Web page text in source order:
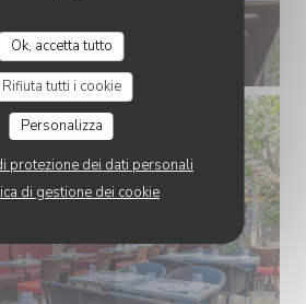
Ok, accetta tutto
Rifiuta tutti i cookie
Personalizza
protezione dei dati personali
di gestione dei cookie